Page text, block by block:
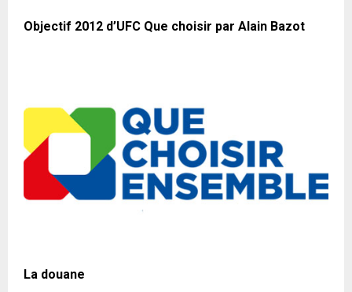
Objectif 2012 d’UFC Que choisir par Alain Bazot
La douane